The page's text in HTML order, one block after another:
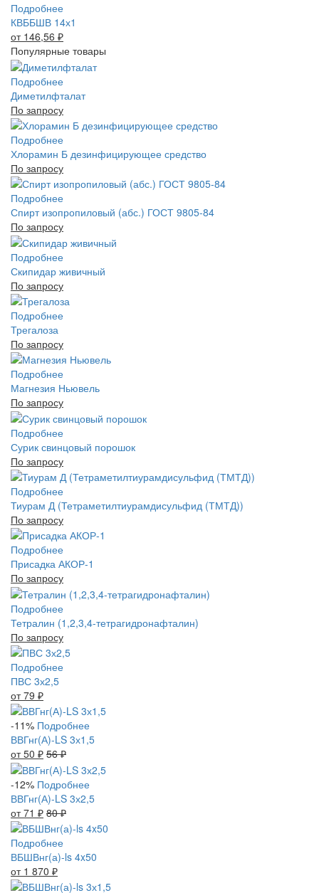
Подробнее
КВББШВ 14х1
от 146,56 ₽
Популярные товары
Подробнее
Диметилфталат
По запросу
Подробнее
Хлорамин Б дезинфицирующее средство
По запросу
Подробнее
Спирт изопропиловый (абс.) ГОСТ 9805-84
По запросу
Подробнее
Скипидар живичный
По запросу
Подробнее
Трегалоза
По запросу
Подробнее
Магнезия Ньювель
По запросу
Подробнее
Сурик свинцовый порошок
По запросу
Подробнее
Тиурам Д (Тетраметилтиурамдисульфид (ТМТД))
По запросу
Подробнее
Присадка АКОР-1
По запросу
Подробнее
Тетралин (1,2,3,4-тетрагидронафталин)
По запросу
Подробнее
ПВС 3х2,5
от 79 ₽
-11% Подробнее
ВВГнг(А)-LS 3х1,5
от 50 ₽ 56₽
-12% Подробнее
ВВГнг(А)-LS 3х2,5
от 71 ₽ 80₽
Подробнее
ВБШВнг(а)-ls 4x50
от 1 870 ₽